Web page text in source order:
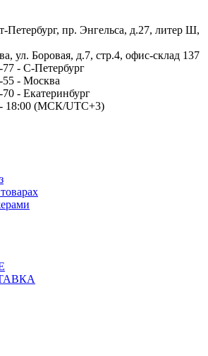
Петербург, пр. Энгельса, д.27, литер Ш,
ул. Боровая, д.7, стр.4, офис-склад 137
- С-Петербург
55 - Москва
- Екатеринбург
18:00 (МСК/UTC+3)